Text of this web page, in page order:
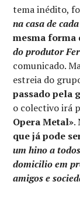
tema inédito,
na casa de
mesma forma
do produtor
comunicado.
estreia do
passado pela
o colectivo irá
Opera Metal».
que já pode
um hino a
domicilio em
amigos e